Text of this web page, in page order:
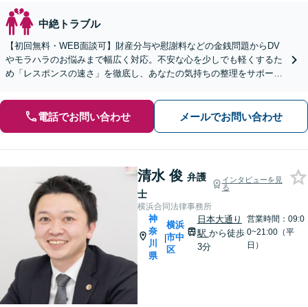
中絶トラブル
【初回無料・WEB面談可】財産分与や慰謝料などの金銭問題からDV
やモラハラのお悩みまで幅広く対応。不安な心を少しでも軽くするた
め「レスポンスの速さ」を徹底し、あなたの気持ちの整理をサポート
電話でお問い合わせ メールでお問い合わせ
清水 俊 弁護
士
インタビューを見
る
横浜合同法律事務所
神
奈
川
県
|
横浜
市中
区
日本大通り
駅 から徒歩
3分
営業時間：09:0
0~21:00（平
日）